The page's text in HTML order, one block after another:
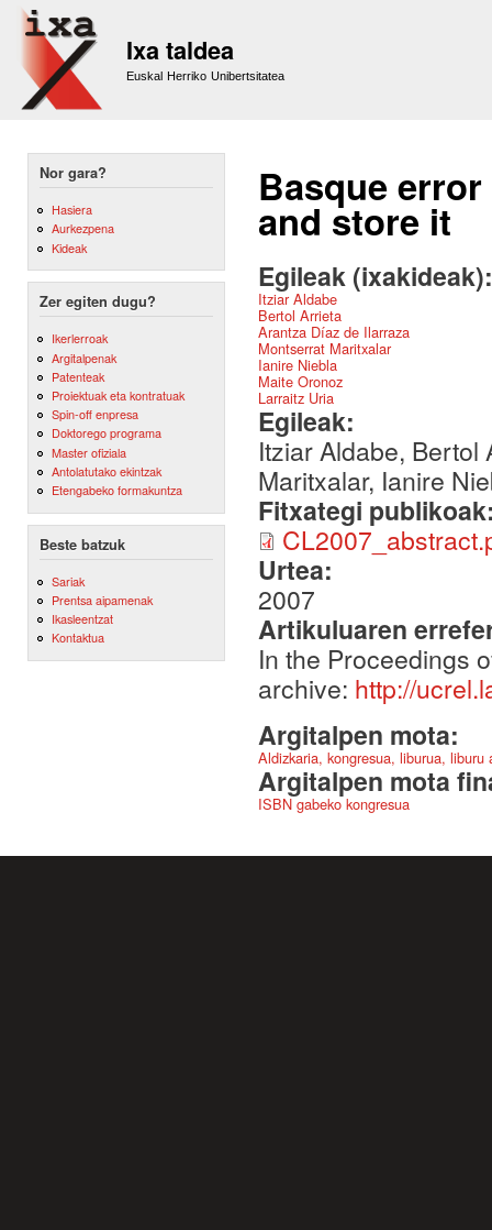
Ixa taldea
Euskal Herriko Unibertsitatea
Nor gara?
Hasiera
Aurkezpena
Kideak
Zer egiten dugu?
Ikerlerroak
Argitalpenak
Patenteak
Proiektuak eta kontratuak
Spin-off enpresa
Doktorego programa
Master ofiziala
Antolatutako ekintzak
Etengabeko formakuntza
Beste batzuk
Sariak
Prentsa aipamenak
Ikasleentzat
Kontaktua
Basque
and store it
Egileak
Itziar Aldabe
Bertol Arrieta
Arantza Díaz de Ilarraza
Montserrat Maritxalar
Ianire Niebla
Maite Oronoz
Larraitz Uria
Egileak:
Itziar Aldabe,
Maritxalar, Ianire
Fitxategi
Urtea:
2007
Artikuluaren
In the Proceedings
archive: http://
Argitalpen mota:
Aldizkaria, kongresua, liburua,
Argitalpen mota
ISBN gabeko kongresua